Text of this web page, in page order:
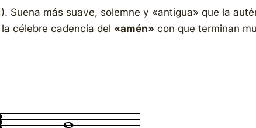
Suena más suave, solemne y «antigua» que la
célebre cadencia del «amén» con que terminan